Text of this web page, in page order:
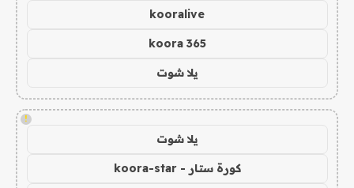
kooralive
koora 365
يلا شوت
!
يلا شوت
كورة ستار - koora-star